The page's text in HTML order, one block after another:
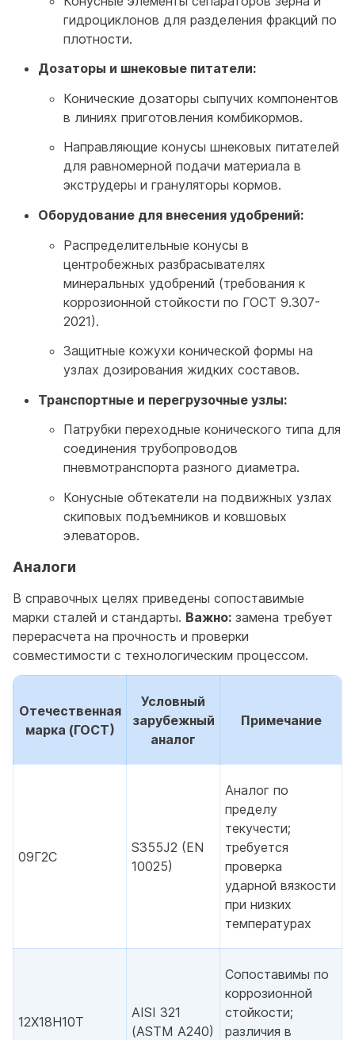
гидроциклонов для разделения фракций по
плотности.
Дозаторы и шнековые питатели:
Конические дозаторы сыпучих компонентов
в линиях приготовления комбикормов.
Направляющие конусы шнековых питателей
для равномерной подачи материала в
экструдеры и грануляторы кормов.
Оборудование для внесения удобрений:
Распределительные конусы в
центробежных разбрасывателях
минеральных удобрений (требования к
коррозионной стойкости по ГОСТ 9.307-
2021).
Защитные кожухи конической формы на
узлах дозирования жидких составов.
Транспортные и перегрузочные узлы:
Патрубки переходные конического типа для
соединения трубопроводов
пневмотранспорта разного диаметра.
Конусные обтекатели на подвижных узлах
скиповых подъемников и ковшовых
элеваторов.
Аналоги
В справочных целях приведены сопоставимые
марки сталей и стандарты. Важно: замена требует
перерасчета на прочность и проверки
совместимости с технологическим процессом.
Отечественная
марка (ГОСТ)
Условный
зарубежный
аналог
Примечание
09Г2С
S355J2 (EN
10025)
Аналог по
пределу
текучести;
требуется
проверка
ударной вязкости
при низких
температурах
12Х18Н10Т
AISI 321
(ASTM A240)
Сопоставимы по
коррозионной
стойкости;
различия в